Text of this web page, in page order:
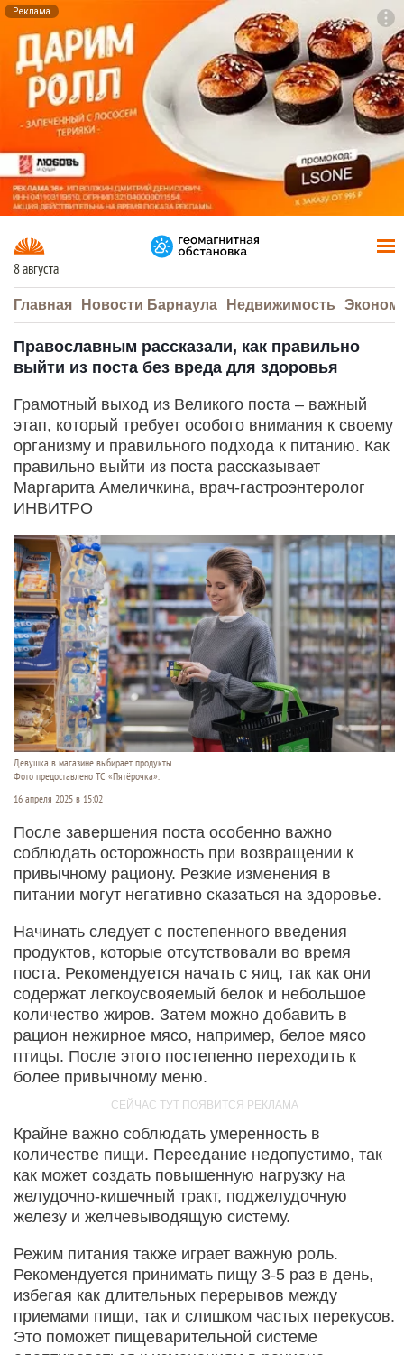
Реклама
8 августа
Главная Новости Барнаула Недвижимость
Православным рассказали, как правильно
выйти из поста без вреда для здоровья
Грамотный выход из Великого поста – важный
этап, который требует особого внимания к своему
организму и правильного подхода к питанию. Как
правильно выйти из поста рассказывает
Маргарита Амеличкина, врач-гастроэнтеролог
ИНВИТРО
Девушка в магазине выбирает продукты.
Фото предоставлено ТС «Пятёрочка».
16 апреля 2025 в 15:02
После завершения поста особенно важно
соблюдать осторожность при возвращении к
привычному рациону. Резкие изменения в
питании могут негативно сказаться на здоровье.
Начинать следует с постепенного введения
продуктов, которые отсутствовали во время
поста. Рекомендуется начать с яиц, так как они
содержат легкоусвояемый белок и небольшое
количество жиров. Затем можно добавить в
рацион нежирное мясо, например, белое мясо
птицы. После этого постепенно переходить к
более привычному меню.
Крайне важно соблюдать умеренность в
количестве пищи. Переедание недопустимо, так
как может создать повышенную нагрузку на
желудочно-кишечный тракт, поджелудочную
железу и желчевыводящую систему.
Режим питания также играет важную роль.
Рекомендуется принимать пищу 3-5 раз в день,
избегая как длительных перерывов между
приемами пищи, так и слишком частых перекусов.
Это поможет пищеварительной системе